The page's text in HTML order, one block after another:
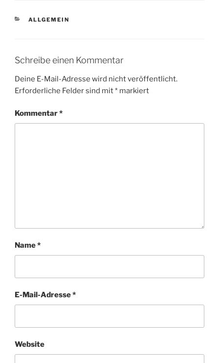
KATEGORIEN
ALLGEMEIN
Schreibe einen Kommentar
Deine E-Mail-Adresse wird nicht veröffentlicht.
Erforderliche Felder sind mit* markiert
Kommentar*
Name*
E-Mail-Adresse*
Website